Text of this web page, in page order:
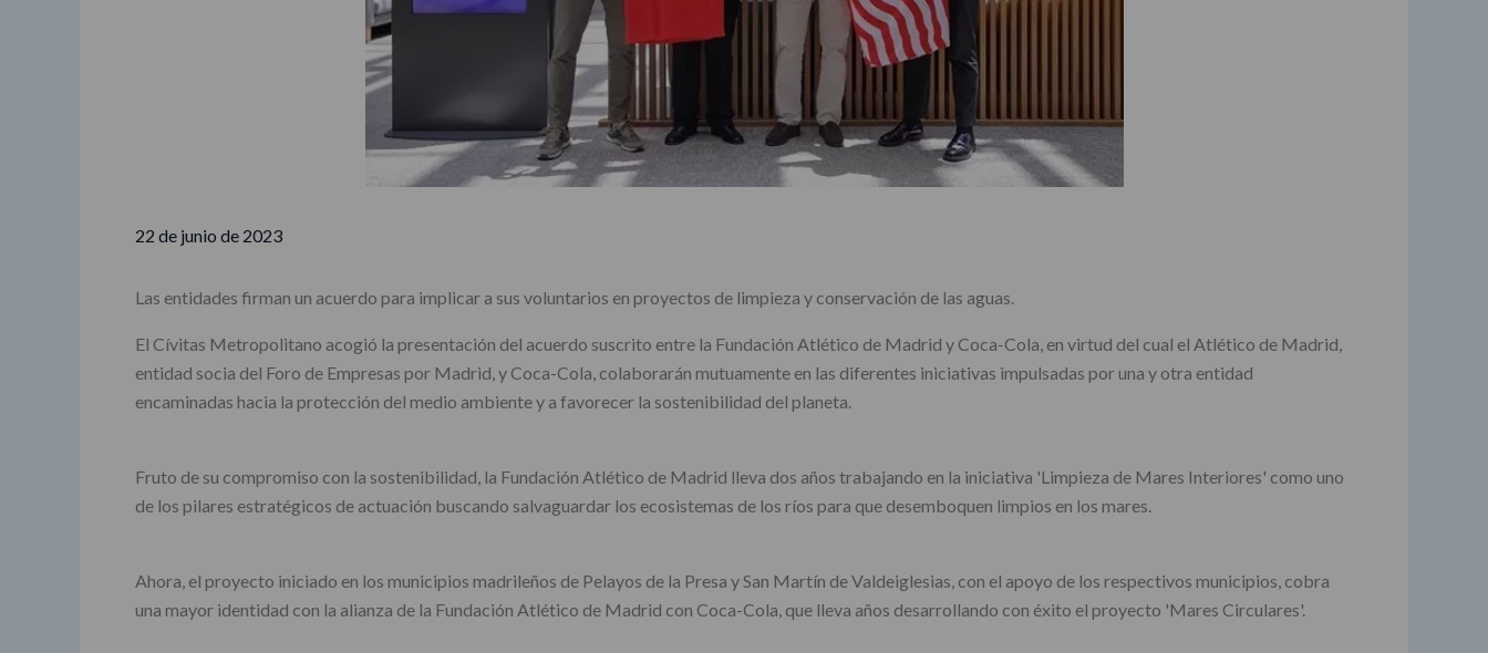
22 de junio de 2023
Las entidades firman un acuerdo para implicar a sus voluntarios en proyectos de limpieza y conservación de las aguas.
El Cívitas Metropolitano acogió la presentación del acuerdo suscrito entre la Fundación Atlético de Madrid y Coca-Cola, en virtud del cual el Atlético de Madrid,
entidad socia del Foro de Empresas por Madrid, y Coca-Cola, colaborarán mutuamente en las diferentes iniciativas impulsadas por una y otra entidad
encaminadas hacia la protección del medio ambiente y a favorecer la sostenibilidad del planeta.
Fruto de su compromiso con la sostenibilidad, la Fundación Atlético de Madrid lleva dos años trabajando en la iniciativa 'Limpieza de Mares Interiores' como uno
de los pilares estratégicos de actuación buscando salvaguardar los ecosistemas de los ríos para que desemboquen limpios en los mares.
Ahora, el proyecto iniciado en los municipios madrileños de Pelayos de la Presa y San Martín de Valdeiglesias, con el apoyo de los respectivos municipios, cobra
una mayor identidad con la alianza de la Fundación Atlético de Madrid con Coca-Cola, que lleva años desarrollando con éxito el proyecto 'Mares Circulares'.